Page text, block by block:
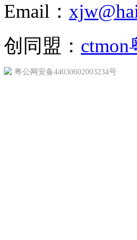
Email：
创同盟： ctmon
粤公网安备44030602003234号